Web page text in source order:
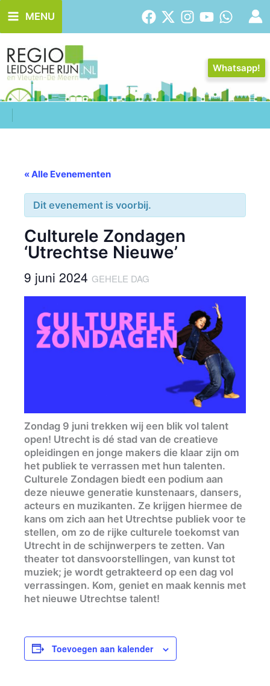
naar
de
inhoud
MENU
Whatsapp!
« Alle Evenementen
Dit evenement is voorbij.
Culturele Zondagen
‘Utrechtse Nieuwe’
9 juni 2024 GEHELE DAG
Zondag 9 juni trekken wij een blik vol talent
open! Utrecht is dé stad van de creatieve
opleidingen en jonge makers die klaar zijn om
het publiek te verrassen met hun talenten.
Culturele Zondagen biedt een podium aan
deze nieuwe generatie kunstenaars, dansers,
acteurs en muzikanten. Ze krijgen hiermee de
kans om zich aan het Utrechtse publiek voor te
stellen, om zo de rijke culturele toekomst van
Utrecht in de schijnwerpers te zetten. Van
theater tot dansvoorstellingen, van kunst tot
muziek; je wordt getrakteerd op een dag vol
verrassingen. Kom, geniet en maak kennis met
het nieuwe Utrechtse talent!
Toevoegen aan kalender